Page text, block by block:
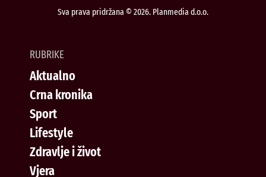
Sva prava pridržana © 2026. Planmedia d.o.o.
RUBRIKE
Aktualno
Crna kronika
Sport
Lifestyle
Zdravlje i život
Vjera